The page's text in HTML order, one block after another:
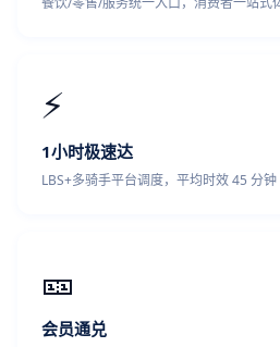
⚡
1小时极速达
LBS+多骑手平台调度，平均时效 45 分钟
🎫
会员通兑